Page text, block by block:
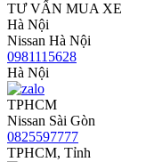
TƯ VẤN MUA XE
Hà Nội
Nissan Hà Nội
0981115628
Hà Nội
TPHCM
Nissan Sài Gòn
0825597777
TPHCM, Tỉnh